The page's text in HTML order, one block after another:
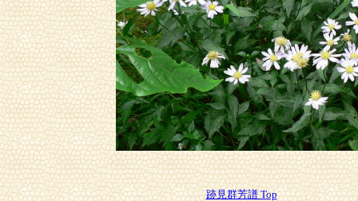
跡見群芳譜 Top